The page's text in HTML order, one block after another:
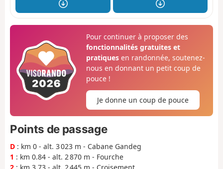
Pour continuer à proposer des
fonctionnalités gratuites et
pratiquesen randonnée, soutenez-
nous en donnant un petit coup de
pouce !
Je donne un coup de pouce
Points de passage
D : km 0 - alt. 3 023 m - Cabane Gandeg
1 : km 0.84 - alt. 2 870 m - Fourche